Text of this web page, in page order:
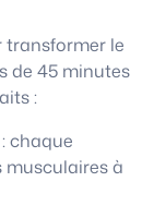
transformer le
de 45 minutes
:
: chaque
à